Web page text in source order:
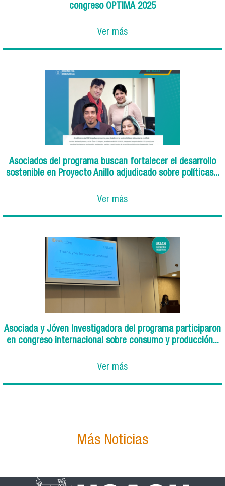
congreso OPTIMA 2025
Ver más
Asociados del programa buscan fortalecer el desarrollo
sostenible en Proyecto Anillo adjudicado sobre políticas...
Ver más
Asociada y Jóven Investigadora del programa participaron
en congreso internacional sobre consumo y producción...
Ver más
Más Noticias